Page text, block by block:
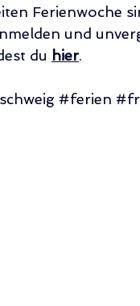
Ferienwoche
und
du hier.
#ferien